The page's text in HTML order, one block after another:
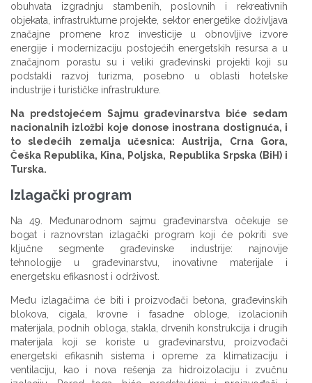
obuhvata izgradnju stambenih, poslovnih i rekreativnih
objekata, infrastrukturne projekte, sektor energetike doživljava
značajne promene kroz investicije u obnovljive izvore
energije i modernizaciju postojećih energetskih resursa a u
značajnom porastu su i veliki građevinski projekti koji su
podstakli razvoj turizma, posebno u oblasti hotelske
industrije i turističke infrastrukture.
Na predstojećem Sajmu građevinarstva biće sedam
nacionalnih izložbi koje donose inostrana dostignuća, i
to sledećih zemalja učesnica: Austrija, Crna Gora,
Češka Republika, Kina, Poljska, Republika Srpska (BiH) i
Turska.
Izlagački program
Na 49. Međunarodnom sajmu građevinarstva očekuje se
bogat i raznovrstan izlagački program koji će pokriti sve
ključne segmente građevinske industrije: najnovije
tehnologije u građevinarstvu, inovativne materijale i
energetsku efikasnost i održivost.
Među izlagačima će biti i proizvođači betona, građevinskih
blokova, cigala, krovne i fasadne obloge, izolacionih
materijala, podnih obloga, stakla, drvenih konstrukcija i drugih
materijala koji se koriste u građevinarstvu, proizvođači
energetski efikasnih sistema i opreme za klimatizaciju i
ventilaciju, kao i nova rešenja za hidroizolaciju i zvučnu